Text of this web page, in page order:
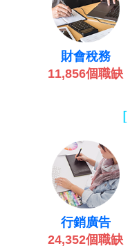
財會稅務
11,856個職缺
行銷廣告
24,352個職缺